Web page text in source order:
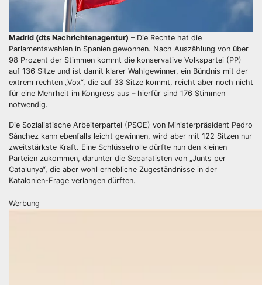
Madrid (dts Nachrichtenagentur) – Die Rechte hat die
Parlamentswahlen in Spanien gewonnen. Nach Auszählung von über
98 Prozent der Stimmen kommt die konservative Volkspartei (PP)
auf 136 Sitze und ist damit klarer Wahlgewinner, ein Bündnis mit der
extrem rechten „Vox“, die auf 33 Sitze kommt, reicht aber noch nicht
für eine Mehrheit im Kongress aus – hierfür sind 176 Stimmen
notwendig.
Die Sozialistische Arbeiterpartei (PSOE) von Ministerpräsident Pedro
Sánchez kann ebenfalls leicht gewinnen, wird aber mit 122 Sitzen nur
zweitstärkste Kraft. Eine Schlüsselrolle dürfte nun den kleinen
Parteien zukommen, darunter die Separatisten von „Junts per
Catalunya“, die aber wohl erhebliche Zugeständnisse in der
Katalonien-Frage verlangen dürften.
Werbung